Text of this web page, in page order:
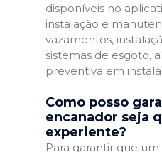
disponíveis no
instalação e
vazamentos,
sistemas de esgoto,
preventiva em
Como posso
encanador seja
experiente?
Para garantir que